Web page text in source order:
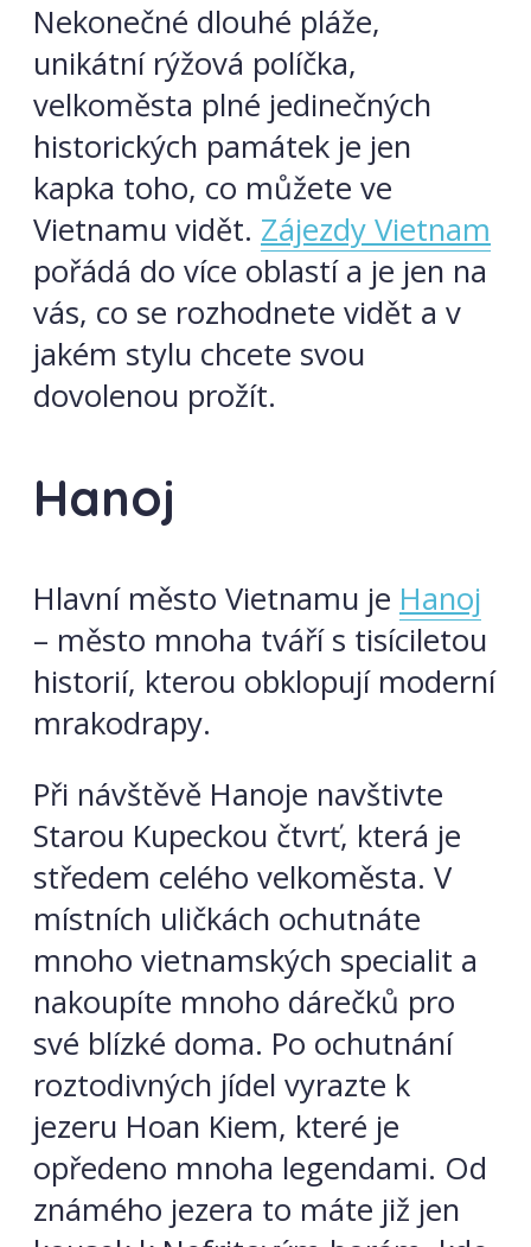
Nekonečné dlouhé pláže,
unikátní rýžová políčka,
velkoměsta plné jedinečných
historických památek je jen
kapka toho, co můžete ve
Vietnamu vidět. Zájezdy Vietnam
pořádá do více oblastí a je jen na
vás, co se rozhodnete vidět a v
jakém stylu chcete svou
dovolenou prožít.
Hanoj
Hlavní město Vietnamu je Hanoj
– město mnoha tváří s tisíciletou
historií, kterou obklopují moderní
mrakodrapy.
Při návštěvě Hanoje navštivte
Starou Kupeckou čtvrť, která je
středem celého velkoměsta. V
místních uličkách ochutnáte
mnoho vietnamských specialit a
nakoupíte mnoho dárečků pro
své blízké doma. Po ochutnání
roztodivných jídel vyrazte k
jezeru Hoan Kiem, které je
opředeno mnoha legendami. Od
známého jezera to máte již jen